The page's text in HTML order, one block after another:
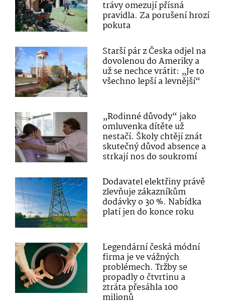
trávy omezují přísná
pravidla. Za porušení hrozí
pokuta
Starší pár z Česka odjel na
dovolenou do Ameriky a
už se nechce vrátit: „Je to
všechno lepší a levnější“
„Rodinné důvody“ jako
omluvenka dítěte už
nestačí. Školy chtějí znát
skutečný důvod absence a
strkají nos do soukromí
Dodavatel elektřiny právě
zlevňuje zákazníkům
dodávky o 30 %. Nabídka
platí jen do konce roku
Legendární česká módní
firma je ve vážných
problémech. Tržby se
propadly o čtvrtinu a
ztráta přesáhla 100
milionů